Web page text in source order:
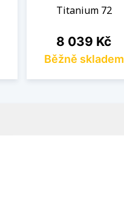
Titanium 72
Cena
8 039 Kč
Běžně skladem